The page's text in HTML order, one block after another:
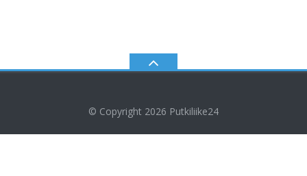
© Copyright 2026 Putkiliike24